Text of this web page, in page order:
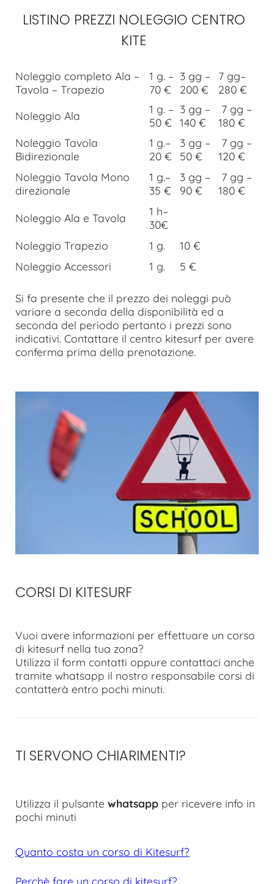
LISTINO PREZZI NOLEGGIO CENTRO
KITE
Noleggio completo Ala –
Tavola – Trapezio
1 g. –
70 €
3 gg –
200 €
7 gg–
280 €
Noleggio Ala
1 g. –
50 €
3 gg –
140 €
7 gg –
180 €
Noleggio Tavola
Bidirezionale
1 g.–
20 €
3 gg –
50 €
7 gg –
120 €
Noleggio Tavola Mono
direzionale
1 g.–
35 €
3 gg –
90 €
7 gg –
180 €
Noleggio Ala e Tavola
1 h–
30€
Noleggio Trapezio
1 g.
10 €
Noleggio Accessori
1 g. 5 €
Si fa presente che il prezzo dei noleggi può
variare a seconda della disponibilità ed a
seconda del periodo pertanto i prezzi sono
indicativi. Contattare il centro kitesurf per avere
conferma prima della prenotazione.
CORSI DI KITESURF
Vuoi avere informazioni per effettuare un corso
di kitesurf nella tua zona?
Utilizza il form contatti oppure contattaci anche
tramite whatsapp il nostro responsabile corsi di
contatterà entro pochi minuti.
TI SERVONO CHIARIMENTI?
Utilizza il pulsante whatsapp per ricevere info in
pochi minuti
Quanto costa un corso di Kitesurf?
Perchè fare un corso di kitesurf?